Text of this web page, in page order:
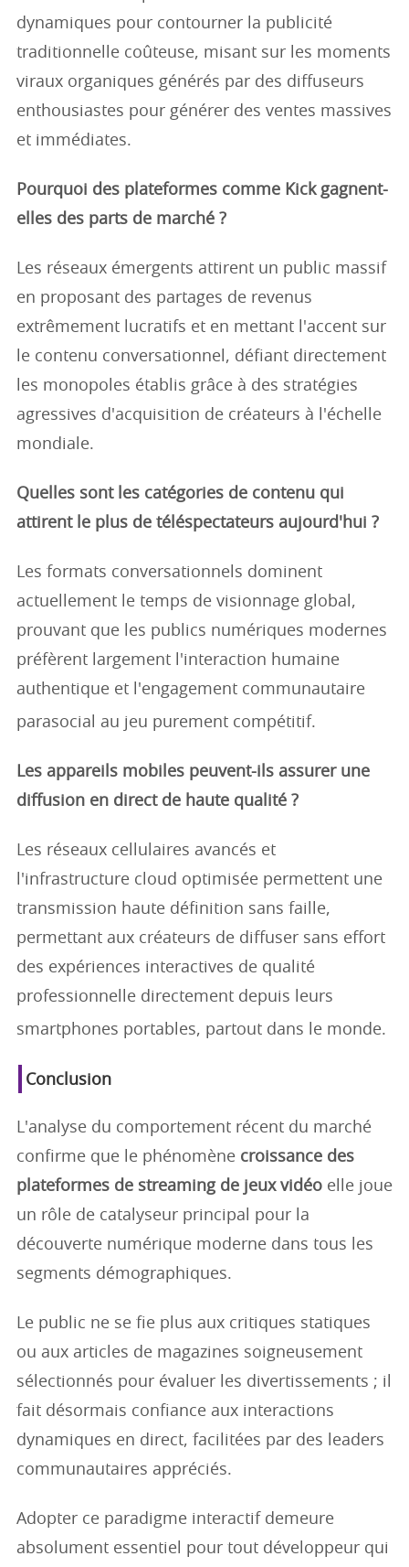
dynamiques pour contourner la publicité
traditionnelle coûteuse, misant sur les moments
viraux organiques générés par des diffuseurs
enthousiastes pour générer des ventes massives
et immédiates.
Pourquoi des plateformes comme Kick gagnent-
elles des parts de marché ?
Les réseaux émergents attirent un public massif
en proposant des partages de revenus
extrêmement lucratifs et en mettant l'accent sur
le contenu conversationnel, défiant directement
les monopoles établis grâce à des stratégies
agressives d'acquisition de créateurs à l'échelle
mondiale.
Quelles sont les catégories de contenu qui
attirent le plus de téléspectateurs aujourd'hui ?
Les formats conversationnels dominent
actuellement le temps de visionnage global,
prouvant que les publics numériques modernes
préfèrent largement l'interaction humaine
authentique et l'engagement communautaire
parasocial au jeu purement compétitif.
Les appareils mobiles peuvent-ils assurer une
diffusion en direct de haute qualité ?
Les réseaux cellulaires avancés et
l'infrastructure cloud optimisée permettent une
transmission haute définition sans faille,
permettant aux créateurs de diffuser sans effort
des expériences interactives de qualité
professionnelle directement depuis leurs
smartphones portables, partout dans le monde.
Conclusion
L'analyse du comportement récent du marché
confirme que le phénomène croissance des
plateformes de streaming de jeux vidéo elle joue
un rôle de catalyseur principal pour la
découverte numérique moderne dans tous les
segments démographiques.
Le public ne se fie plus aux critiques statiques
ou aux articles de magazines soigneusement
sélectionnés pour évaluer les divertissements ; il
fait désormais confiance aux interactions
dynamiques en direct, facilitées par des leaders
communautaires appréciés.
Adopter ce paradigme interactif demeure
absolument essentiel pour tout développeur qui